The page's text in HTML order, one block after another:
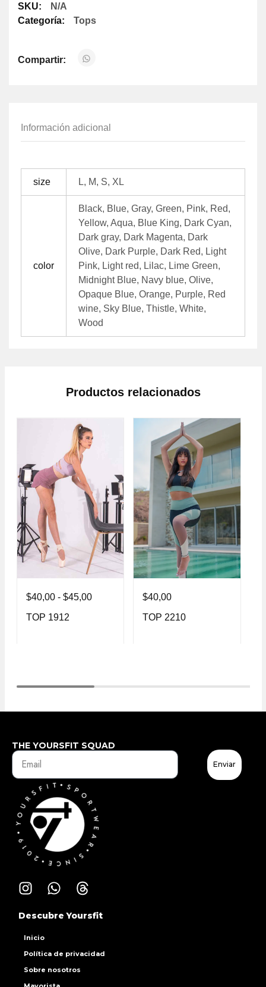
SKU:
N/A
Categoría:
Tops
Compartir:
Información adicional
size L, M, S, XL
color
Black, Blue, Gray, Green, Pink, Red,
Yellow, Aqua, Blue King, Dark Cyan,
Dark gray, Dark Magenta, Dark
Olive, Dark Purple, Dark Red, Light
Pink, Light red, Lilac, Lime Green,
Midnight Blue, Navy blue, Olive,
Opaque Blue, Orange, Purple, Red
wine, Sky Blue, Thistle, White,
Wood
Productos relacionados
$40,00 - $45,00
TOP 1912
$40,00
TOP 2210
THE YOURSFIT SQUAD
Enviar
Inicio
Política de privacidad
Sobre nosotros
Descubre Yoursfit